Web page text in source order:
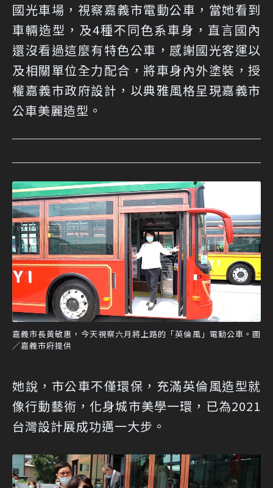
國光車場，視察嘉義市電動公車，當她看到
車輛造型，及4種不同色系車身，直言國內
還沒看過這麼有特色公車，感謝國光客運以
及相關單位全力配合，將車身內外塗裝，授
權嘉義市政府設計，以典雅風格呈現嘉義市
公車美麗造型。
嘉義市長黃敏惠，今天視察六月將上路的「英倫風」電動公車。圖
／嘉義市府提供
她說，市公車不僅環保，充滿英倫風造型就
像行動藝術，化身城市美學一環，已為2021
台灣設計展成功邁一大步。